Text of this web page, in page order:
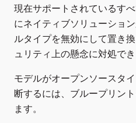
現在サポートされているす
にネイティブソリューショ
ルタイプを無効にして置き
ュリティ上の懸念に対処でき
モデルがオープンソースタ
断するには、ブループリン
ます。